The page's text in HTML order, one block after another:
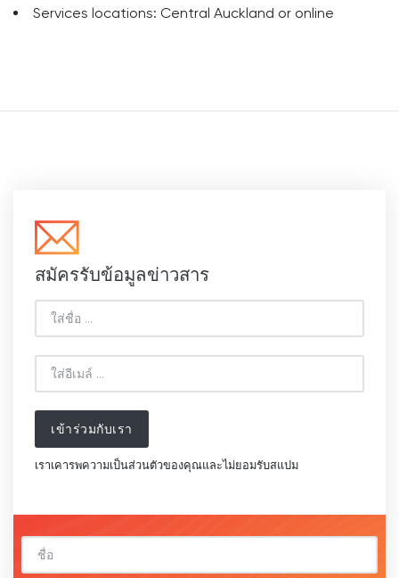
Services locations: Central Auckland or online
สมัครรับข้อมูลข่าวสาร
เข้าร่วมกับเรา
เราเคารพความเป็นส่วนตัวของคุณและไม่ยอมรับสแปม